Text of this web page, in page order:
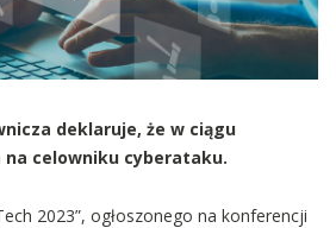
deklaruje, że w ciągu
celowniku cyberataku.
2023”, ogłoszonego na konferencji